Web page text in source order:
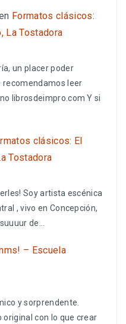
Formatos clásicos:
La Tostadora
un placer poder
recomendamos leer
librosdeimpro.com Y si
clásicos: El
Tostadora
Soy artista escénica
, vivo en Concepción,
de…
– Escuela
y sorprendente.
con lo que crear